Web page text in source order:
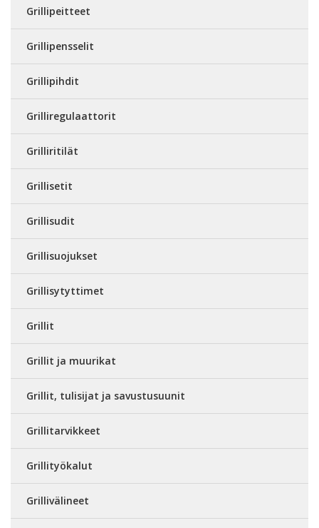
Grillipeitteet
Grillipensselit
Grillipihdit
Grilliregulaattorit
Grilliritilät
Grillisetit
Grillisudit
Grillisuojukset
Grillisytyttimet
Grillit
Grillit ja muurikat
Grillit, tulisijat ja savustusuunit
Grillitarvikkeet
Grillityökalut
Grillivälineet